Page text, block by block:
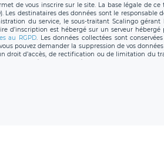
de vous inscrire sur le site. La base légale de ce
Les destinataires des données sont le responsable
du service, le sous-traitant Scalingo
d’inscription est hébergé sur un serveur hébergé
au RGPD. Les données collectées sont
pouvez demander la suppression de vos
droit d’accès, de rectification ou de limitation du
portabilité de vos données. Vous pouvez exercer
exerce au siège social de LÉGAVOX et est
Vous avez également le